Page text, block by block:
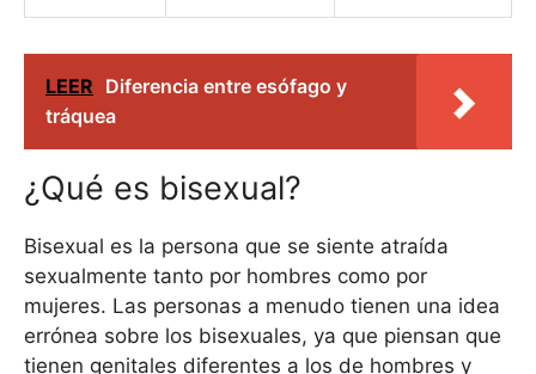
LEER Diferencia entre esófago y
tráquea
¿Qué es bisexual?
Bisexual es la persona que se siente atraída
sexualmente tanto por hombres como por
mujeres. Las personas a menudo tienen una idea
errónea sobre los bisexuales, ya que piensan que
tienen genitales diferentes a los de hombres y